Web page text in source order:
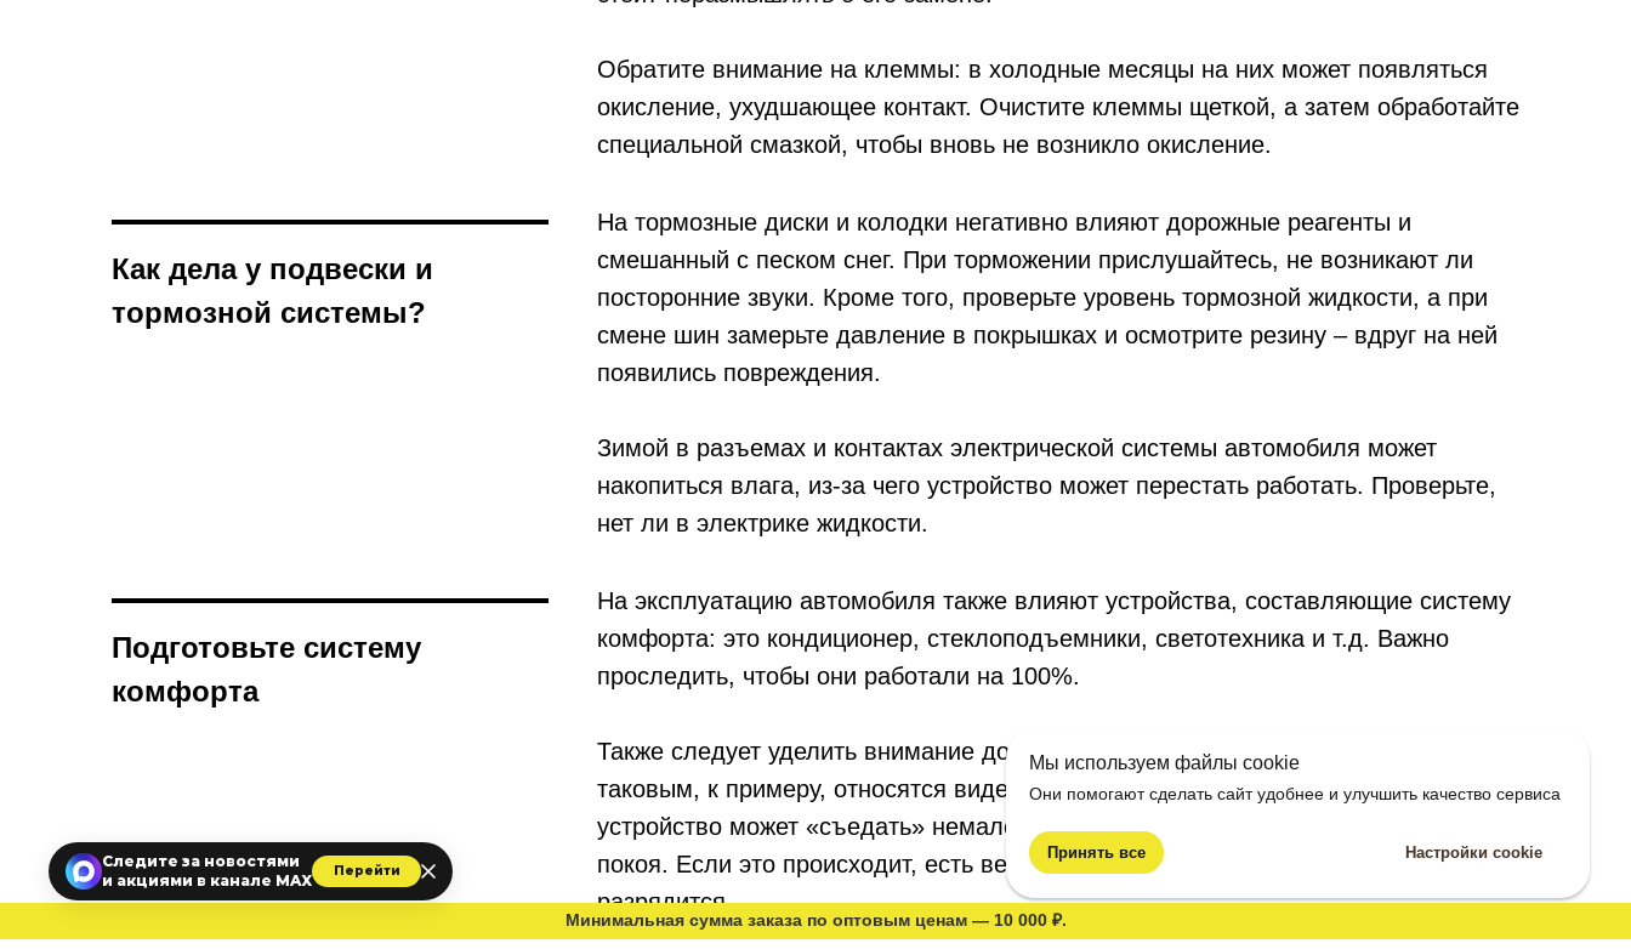
Следите за новостями
и акциями в канале MAX
Перейти
Минимальная сумма заказа по оптовым ценам — 10 000 ₽.
Мы используем файлы cookie
Они помогают сделать сайт удобнее и улучшить качество сервиса
Принять все Настройки cookie
Обратите внимание на клеммы: в холодные месяцы на них может появляться
окисление, ухудшающее контакт. Очистите клеммы щеткой, а затем обработайте
специальной смазкой, чтобы вновь не возникло окисление.
Как дела у подвески и
тормозной системы?
На тормозные диски и колодки негативно влияют дорожные реагенты и
смешанный с песком снег. При торможении прислушайтесь, не возникают ли
посторонние звуки. Кроме того, проверьте уровень тормозной жидкости, а при
смене шин замерьте давление в покрышках и осмотрите резину – вдруг на ней
появились повреждения.
Зимой в разъемах и контактах электрической системы автомобиля может
накопиться влага, из-за чего устройство может перестать работать. Проверьте,
нет ли в электрике жидкости.
Подготовьте систему
комфорта
На эксплуатацию автомобиля также влияют устройства, составляющие систему
комфорта: это кондиционер, стеклоподъемники, светотехника и т.д. Важно
проследить, чтобы они работали на 100%.
Также следует уделить внимание дополнительным потребителям энергии. К
таковым, к примеру, относятся видеорегистратор и сигнализация. Любое
устройство может «съедать» немало энергии, оставаясь при этом в режиме
покоя. Если это происходит, есть вероятность, что весной аккумулятор быстро
разрядится.